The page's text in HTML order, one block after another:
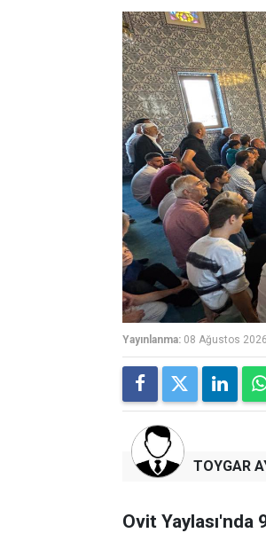
Yayınlanma: 08 Ağustos
TOYGAR
Ovit Yaylası'nda